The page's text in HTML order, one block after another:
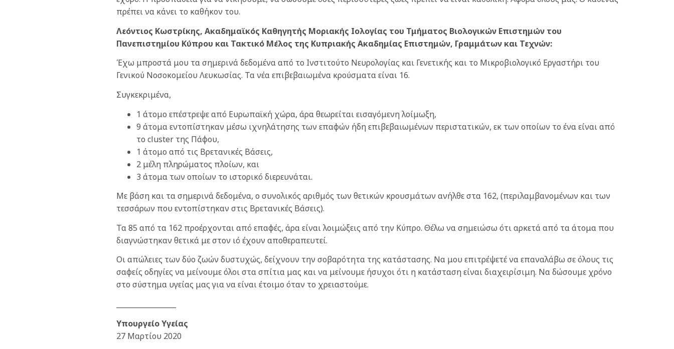
πρέπει να κάνει το καθήκον του.
Λεόντιος Κωστρίκης, Ακαδημαϊκός Καθηγητής Μοριακής Ιολογίας του Τμήματος Βιολογικών Επιστημών του
Πανεπιστημίου Κύπρου και Τακτικό Μέλος της Κυπριακής Ακαδημίας Επιστημών, Γραμμάτων και Τεχνών:
Έχω μπροστά μου τα σημερινά δεδομένα από το Ινστιτούτο Νευρολογίας και Γενετικής και το Μικροβιολογικό Εργαστήρι του
Γενικού Νοσοκομείου Λευκωσίας. Τα νέα επιβεβαιωμένα κρούσματα είναι 16.
Συγκεκριμένα,
1 άτομο επέστρεψε από Ευρωπαϊκή χώρα, άρα θεωρείται εισαγόμενη λοίμωξη,
9 άτομα εντοπίστηκαν μέσω ιχνηλάτησης των επαφών ήδη επιβεβαιωμένων περιστατικών, εκ των οποίων το ένα είναι από
το cluster της Πάφου,
1 άτομο από τις Βρετανικές Βάσεις,
2 μέλη πληρώματος πλοίων, και
3 άτομα των οποίων το ιστορικό διερευνάται.
Με βάση και τα σημερινά δεδομένα, ο συνολικός αριθμός των θετικών κρουσμάτων ανήλθε στα 162, (περιλαμβανομένων και των
τεσσάρων που εντοπίστηκαν στις Βρετανικές Βάσεις).
Τα 85 από τα 162 προέρχονται από επαφές, άρα είναι λοιμώξεις από την Κύπρο. Θέλω να σημειώσω ότι αρκετά από τα άτομα που
διαγνώστηκαν θετικά με στον ιό έχουν αποθεραπευτεί.
Οι απώλειες των δύο ζωών δυστυχώς, δείχνουν την σοβαρότητα της κατάστασης. Να μου επιτρέψετέ να επαναλάβω σε όλους τις
σαφείς οδηγίες να μείνουμε όλοι στα σπίτια μας και να μείνουμε ήσυχοι ότι η κατάσταση είναι διαχειρίσιμη. Να δώσουμε χρόνο
στο σύστημα υγείας μας για να είναι έτοιμο όταν το χρειαστούμε.
Υπουργείο Υγείας
27 Μαρτίου 2020